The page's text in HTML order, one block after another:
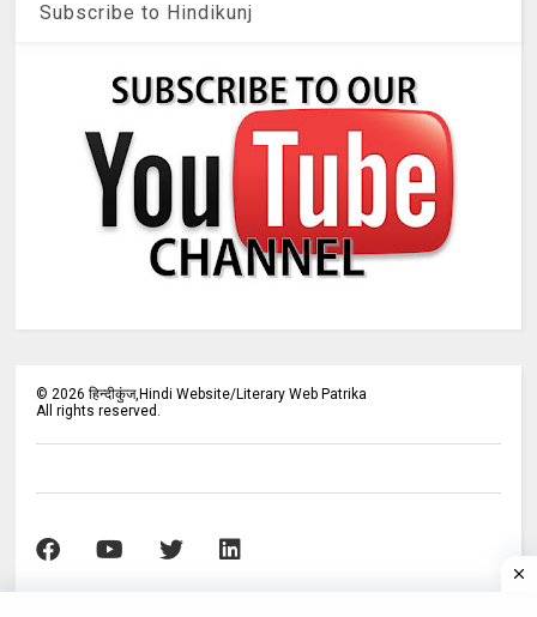
Subscribe to Hindikunj
©2026 हिन्दीकुंज,Hindi Website/Literary Web Patrika
All rights reserved.